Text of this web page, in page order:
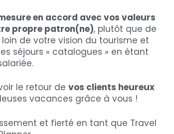
en accord avec vos valeurs
propre patron(ne), plutôt que de
de votre vision du tourisme et
séjours « catalogues » en étant
le retour devos clients heureux
vacances grâce à vous !
et fierté en tant que Travel